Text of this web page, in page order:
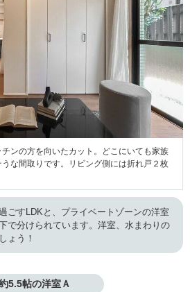
ンの方を向いたカット。どこにいても家族
な間取りです。リビング側には折れ戸２枚
ごすLDKと、プライベートゾーンの洋室
で分けられています。洋室、水まわりの
ょう！
5.5帖の洋室Ａ